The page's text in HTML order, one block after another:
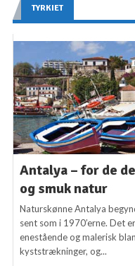
TYRKIET
Antalya – for de
og smuk natur
Naturskønne Antalya
sent som i 1970’erne. Det
enestående og malerisk
kyststrækninger, og...